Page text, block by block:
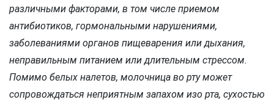
различными факторами, в том числе приемом
антибиотиков, гормональными нарушениями,
заболеваниями органов пищеварения или дыхания,
неправильным питанием или длительным стрессом.
Помимо белых налетов, молочница во рту может
сопровождаться неприятным запахом изо рта, сухостью